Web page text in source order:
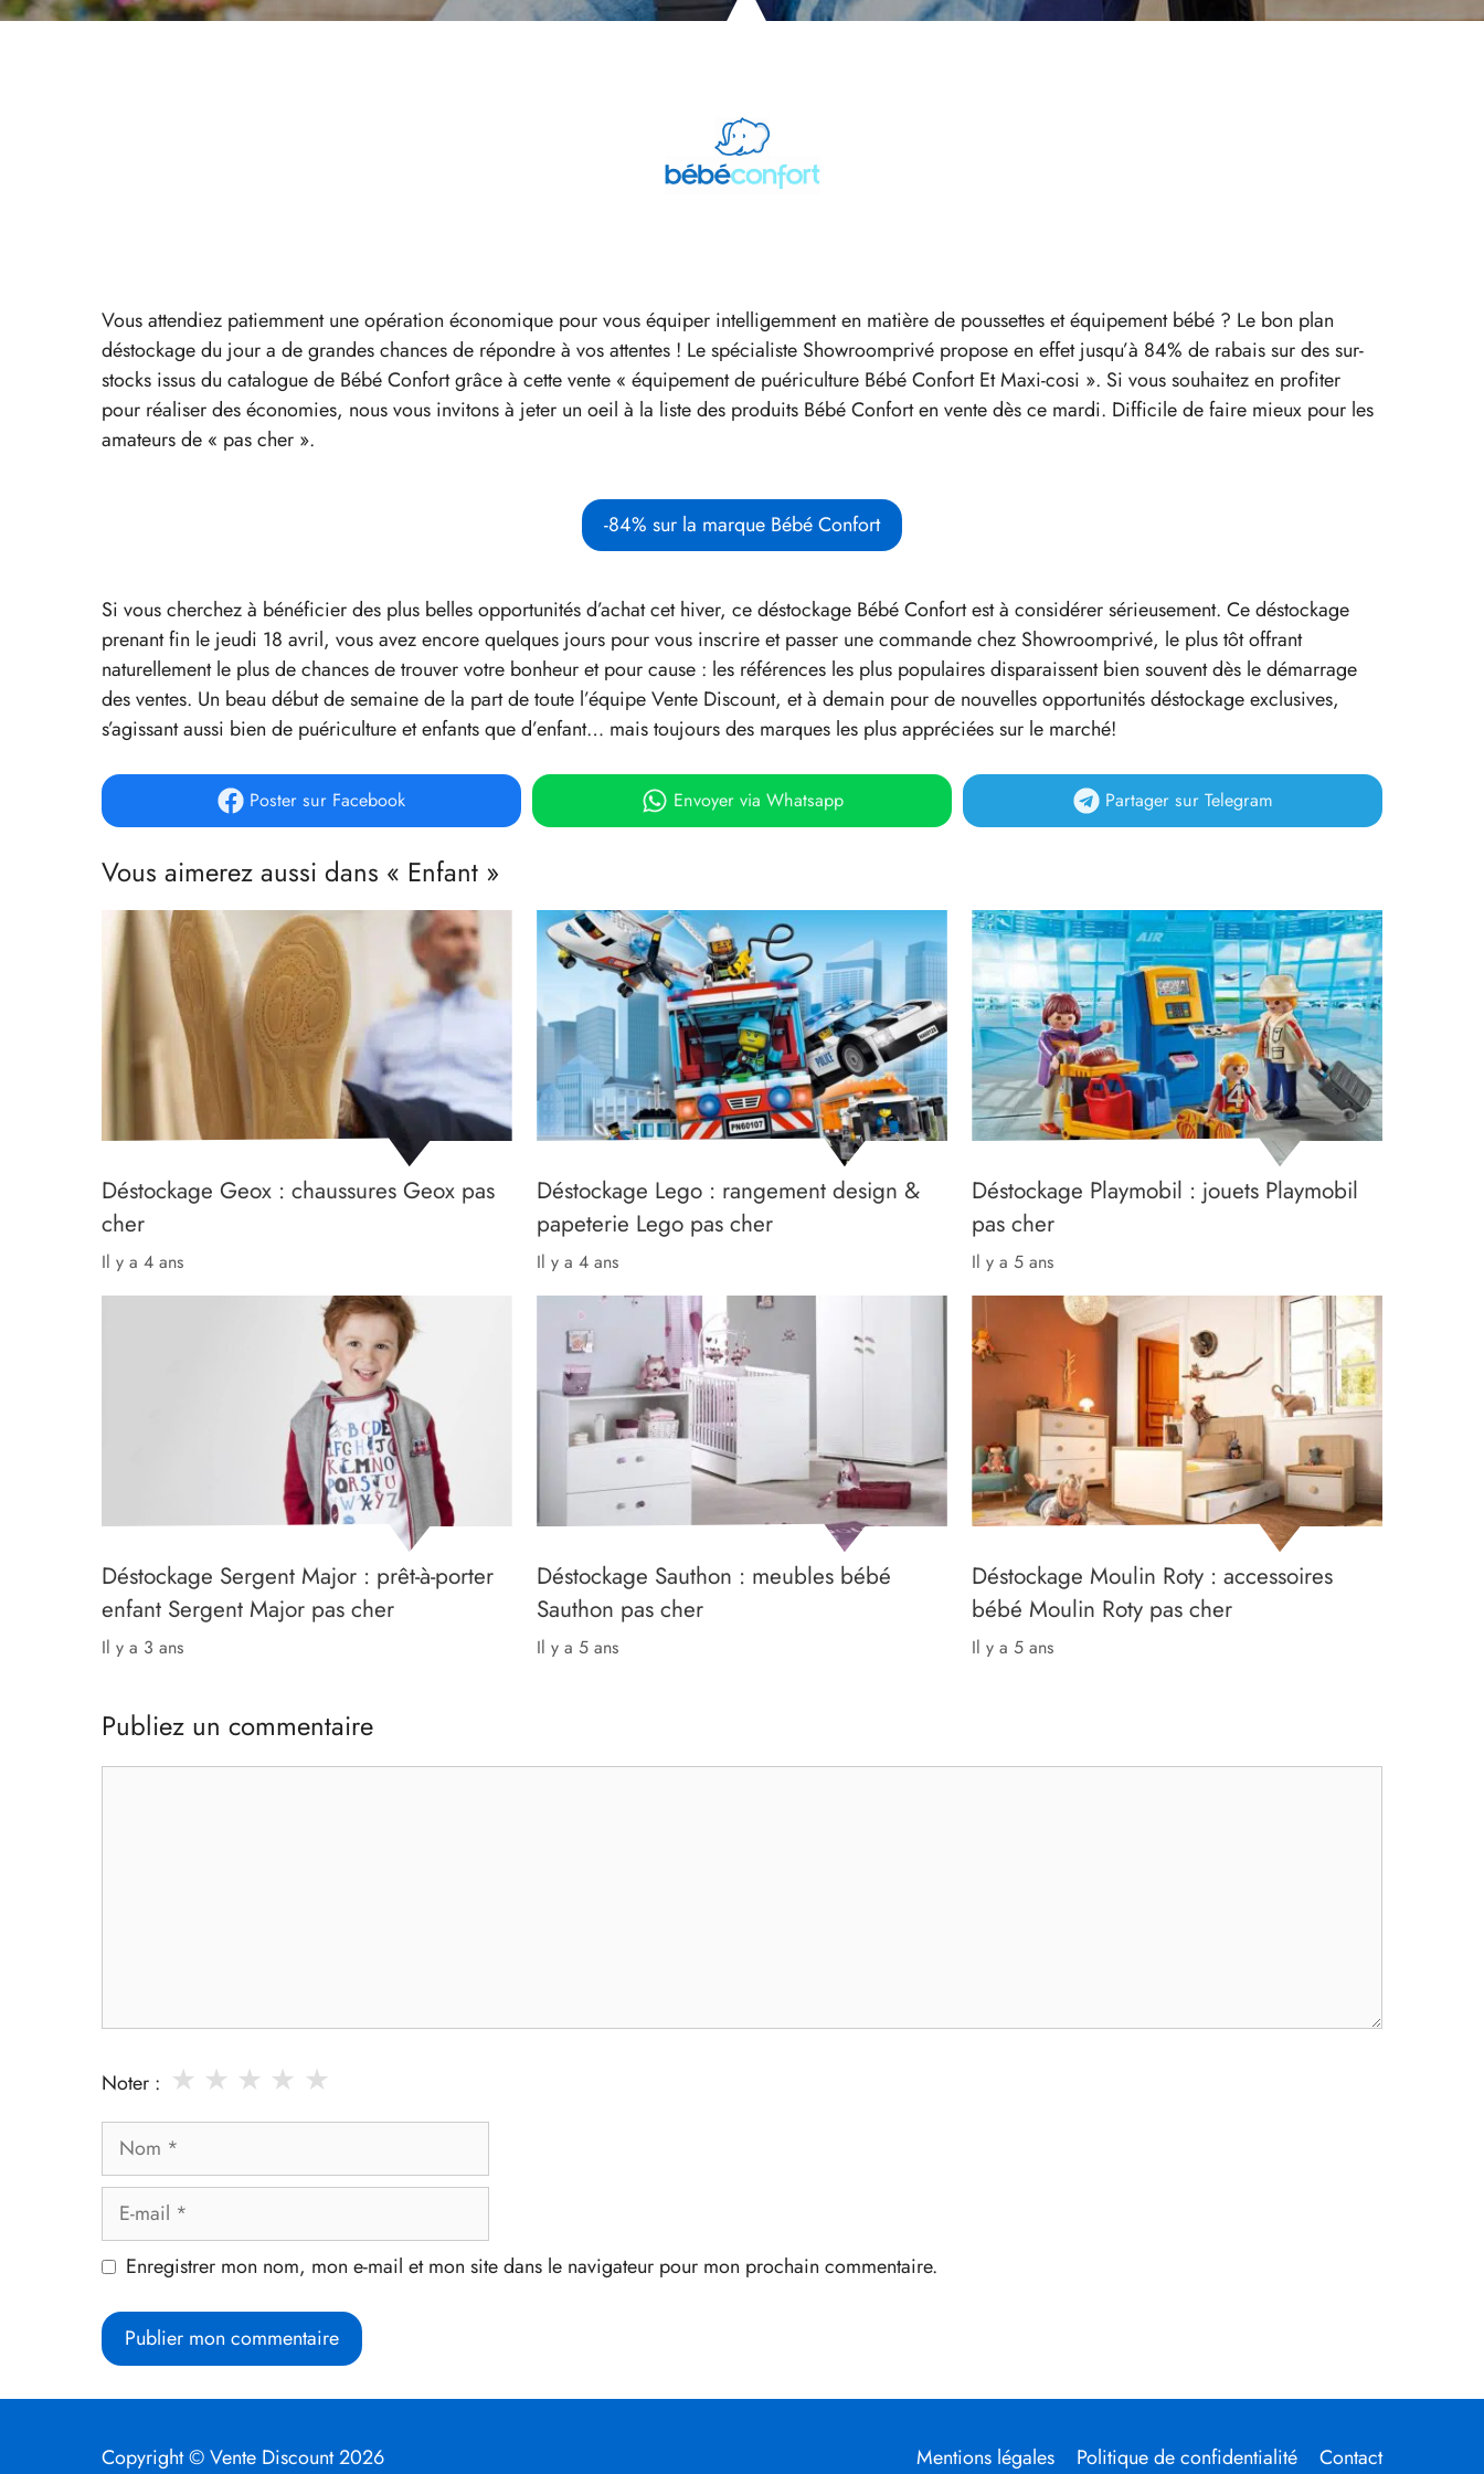
Vous attendiez patiemment une opération économique pour vous équiper intelligemment en matière de poussettes et équipement bébé ? Le bon plan
déstockage du jour a de grandes chances de répondre à vos attentes ! Le spécialiste Showroomprivé propose en effet jusqu’à 84% de rabais sur des sur-
stocks issus du catalogue de Bébé Confort grâce à cette vente « équipement de puériculture Bébé Confort Et Maxi-cosi ». Si vous souhaitez en profiter
pour réaliser des économies, nous vous invitons à jeter un oeil à la liste des produits Bébé Confort en vente dès ce mardi. Difficile de faire mieux pour les
amateurs de « pas cher ».
-84% sur la marque Bébé Confort
Si vous cherchez à bénéficier des plus belles opportunités d’achat cet hiver, ce déstockage Bébé Confort est à considérer sérieusement. Ce déstockage
prenant fin le jeudi 18 avril, vous avez encore quelques jours pour vous inscrire et passer une commande chez Showroomprivé, le plus tôt offrant
naturellement le plus de chances de trouver votre bonheur et pour cause : les références les plus populaires disparaissent bien souvent dès le démarrage
des ventes. Un beau début de semaine de la part de toute l’équipe Vente Discount, et à demain pour de nouvelles opportunités déstockage exclusives,
s’agissant aussi bien de puériculture et enfants que d’enfant… mais toujours des marques les plus appréciées sur le marché!
Poster sur Facebook Envoyervia Whatsapp Partagersur Telegram
Vous aimerez aussi dans « Enfant »
Déstockage Geox : chaussures Geox pas
cher
il y a 4 ans
Déstockage Lego : rangement design &
papeterie Lego pas cher
il y a 4 ans
Déstockage Playmobil : jouets Playmobil
pas cher
il y a 5 ans
Déstockage Sergent Major : prêt-à-porter
enfant Sergent Major pas cher
il y a 3 ans
Déstockage Sauthon : meubles bébé
Sauthon pas cher
il y a 5 ans
Déstockage Moulin Roty : accessoires
bébé Moulin Roty pas cher
il y a 5 ans
Publiez un commentaire
Noter : ★
★
★
★
★
Nom
Enregistrer mon nom, mon e-mail et mon site dans le navigateur pour mon prochain commentaire.
Copyright © Vente Discount 2026 Mentions légales Politique de confidentialité Contact